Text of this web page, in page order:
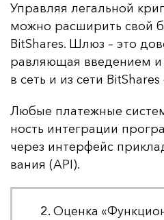
Уп­рав­ляя ле­галь­ной
мож­но рас­ши­рить свой
BitShares. Шлюз – это
рав­ля­ющая вве­де­ни­ем
в сеть и из се­ти
Лю­бые пла­теж­ные
ность ин­тег­ра­ции
че­рез ин­тер­фейс
ва­ния (API).
Оценка